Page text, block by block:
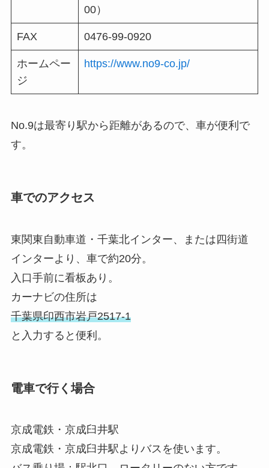
00）
FAX 0476-99-0920
ホームペー
ジ
https://www.no9-co.jp/
No.9は最寄り駅から距離があるので、車が便利で
す。
車でのアクセス
東関東自動車道・千葉北インター、または四街道
インターより、車で約20分。
入口手前に看板あり。
カーナビの住所は
千葉県印西市岩戸2517-1
と入力すると便利。
電車で行く場合
京成電鉄・京成臼井駅
京成電鉄・京成臼井駅よりバスを使います。